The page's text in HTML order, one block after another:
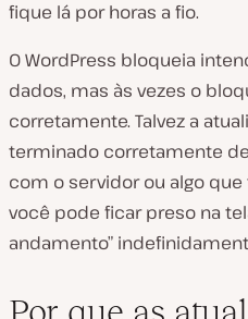
fique lá por horas a fio.
O WordPress bloqueia
dados, mas às vezes o
corretamente. Talvez a
terminado corretamente
com o servidor ou algo
você pode ficar preso na
andamento”
Por que as